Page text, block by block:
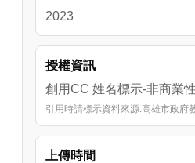
2023
授權資訊
創用CC 姓名標示-非商業
引用時請標示資料來源:高雄市政府
上傳時間